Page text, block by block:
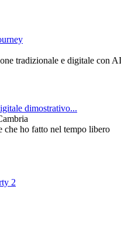
tradizionale e digitale con AI
dimostrativo...
che ho fatto nel tempo libero
2